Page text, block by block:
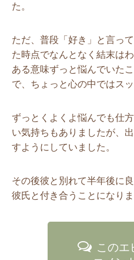
た。
ただ、普段「好き」と言っ
た時点でなんとなく結末は
ある意味ずっと悩んでいた
で、ちょっと心の中ではス
ずっとくよくよ悩んでも仕
い気持ちもありましたが、
すようにしていました。
その後彼と別れて半年後に
彼氏と付き合うことになりま
このエ